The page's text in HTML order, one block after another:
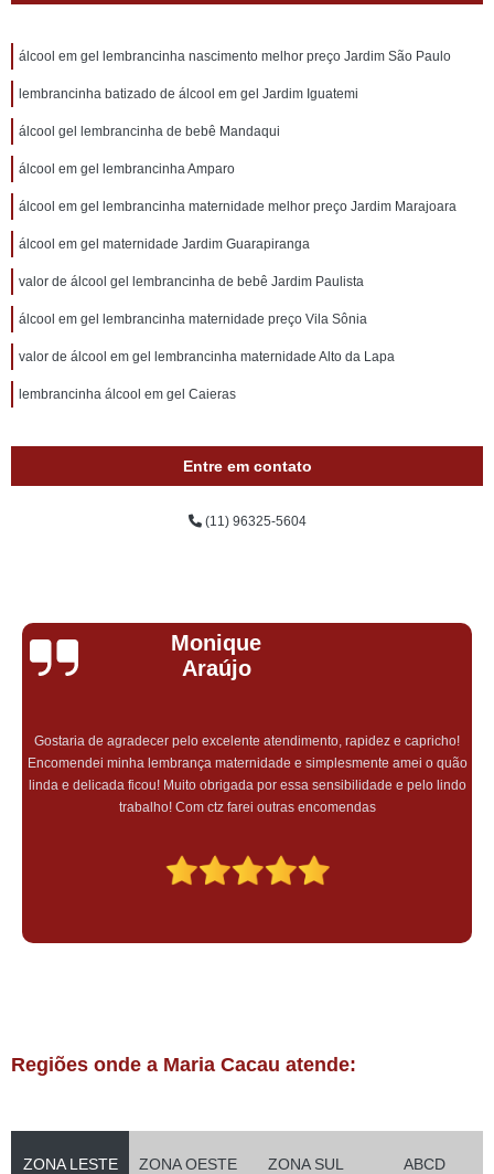
álcool em gel lembrancinha nascimento melhor preço Jardim São Paulo
lembrancinha batizado de álcool em gel Jardim Iguatemi
álcool gel lembrancinha de bebê Mandaqui
álcool em gel lembrancinha Amparo
álcool em gel lembrancinha maternidade melhor preço Jardim Marajoara
álcool em gel maternidade Jardim Guarapiranga
valor de álcool gel lembrancinha de bebê Jardim Paulista
álcool em gel lembrancinha maternidade preço Vila Sônia
valor de álcool em gel lembrancinha maternidade Alto da Lapa
lembrancinha álcool em gel Caieras
Entre em contato
(11) 96325-5604
Monique
Araújo
Gostaria de agradecer pelo excelente atendimento, rapidez e capricho!
Encomendei minha lembrança maternidade e simplesmente amei o quão
linda e delicada ficou! Muito obrigada por essa sensibilidade e pelo lindo
trabalho! Com ctz farei outras encomendas
Regiões onde a Maria Cacau atende:
ZONA LESTE ZONA OESTE ZONA SUL ABCD